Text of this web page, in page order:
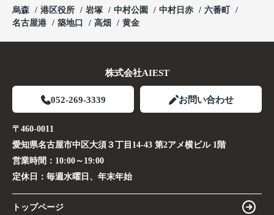
烏森
港区役所 岩塚 中村公園 中村日赤
六番町
名古屋港
築地口 高畑 黄金
株式会社AIEST
052-269-3339 お問い合わせ
〒460-0011
愛知県名古屋市中区大須３丁目14-43 第2アメ横ビル 1階
営業時間： 10:00～19:00
定休日： 毎週水曜日、年末年始
トップページ